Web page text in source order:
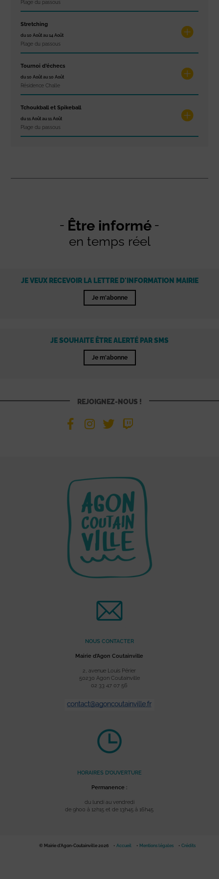
Plage du passous
Stretching
du 10 Août au 14 Août
Plage du passous
Tournoi d’échecs
du 10 Août au 10 Août
Résidence Challe
Tchoukball et Spikeball
du 11 Août au 11 Août
Plage du passous
Être informé
en temps réel
JE VEUX RECEVOIR LA LETTRE D'INFORMATION MAIRIE
Je m'abonne
JE SOUHAITE ÊTRE ALERTÉ PAR SMS
Je m'abonne
REJOIGNEZ-NOUS !
NOUS CONTACTER
Mairie d’Agon Coutainville
2, avenue Louis Périer
50230 Agon Coutainville
02 33 47 07 56
HORAIRES D’OUVERTURE
Permanence :
du lundi au vendredi
de 9h00 à 12h15 et de 13h45 à 16h45
© Mairie d'Agon-Coutainville 2026 Accueil Mentions légales Crédits